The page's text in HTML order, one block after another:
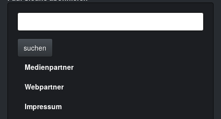
suchen
Menülinks
rechte
Seite
Medienpartner
Webpartner
Impressum